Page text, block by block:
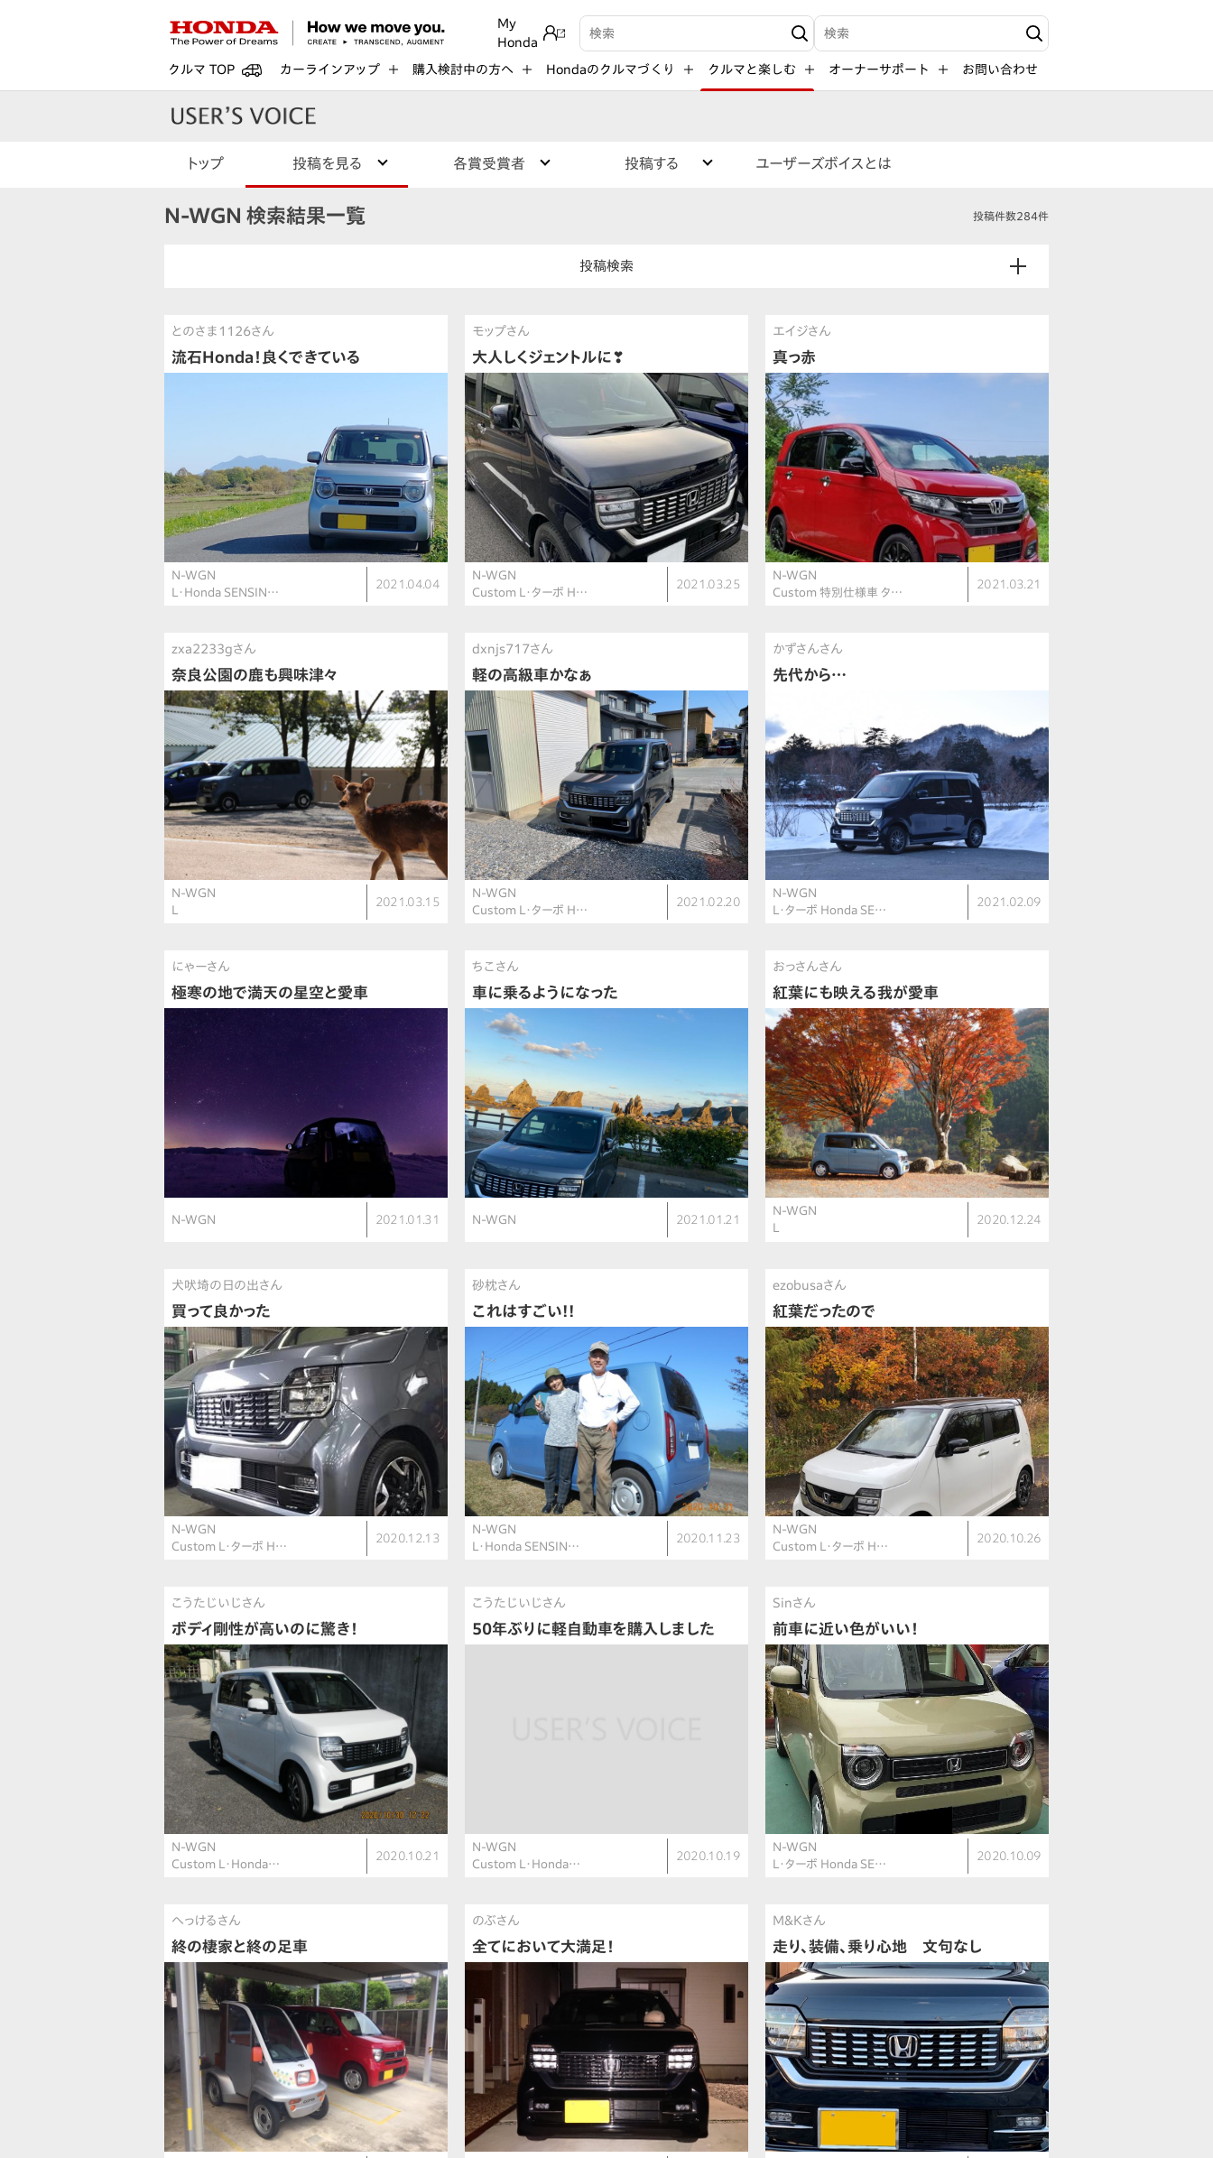
My
Honda
検索キーワード入力 検索キーワード入力
クルマ TOP カーラインアップ 購入検討中の方へ Hondaのクルマづくり クルマと楽しむ オーナーサポート お問い合わせ
トップ 投稿を見る 各賞受賞者 投稿する ユーザーズボイスとは
N-WGN 検索結果一覧 投稿件数284件
投稿検索
とのさま1126さん
流石Honda！良くできている
N-WGN
L・Honda SENSIN…
2021.04.04
モップさん
大人しくジェントルに❣
N-WGN
Custom L・ターボ H…
2021.03.25
エイジさん
真っ赤
N-WGN
Custom 特別仕様車 タ…
2021.03.21
zxa2233gさん
奈良公園の鹿も興味津々
N-WGN
2021.03.15
dxnjs717さん
軽の高級車かなぁ
N-WGN
Custom L・ターボ H…
2021.02.20
かずさんさん
先代から…
N-WGN
L・ターボ Honda SE…
2021.02.09
にゃーさん
極寒の地で満天の星空と愛車
N-WGN 2021.01.31
ちこさん
車に乗るようになった
N-WGN 2021.01.21
おっさんさん
紅葉にも映える我が愛車
N-WGN
2020.12.24
犬吠埼の日の出さん
買って良かった
N-WGN
Custom L・ターボ H…
2020.12.13
砂枕さん
これはすごい!!
N-WGN
L・Honda SENSIN…
2020.11.23
ezobusaさん
紅葉だったので
N-WGN
Custom L・ターボ H…
2020.10.26
こうたじいじさん
ボディ剛性が高いのに驚き！
N-WGN
Custom L・Honda…
2020.10.21
こうたじいじさん
50年ぶりに軽自動車を購入しました
N-WGN
Custom L・Honda…
2020.10.19
Sinさん
前車に近い色がいい！
N-WGN
L・ターボ Honda SE…
2020.10.09
へっけるさん
終の棲家と終の足車
のぶさん
全てにおいて大満足！
M&Kさん
走り、装備、乗り心地 文句なし